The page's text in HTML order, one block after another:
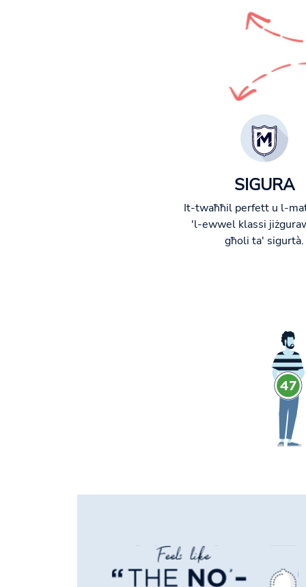
SIGURA
It-twaħħil perfett u l-
'l-ewwel klassi
għoli ta' sigurtà.